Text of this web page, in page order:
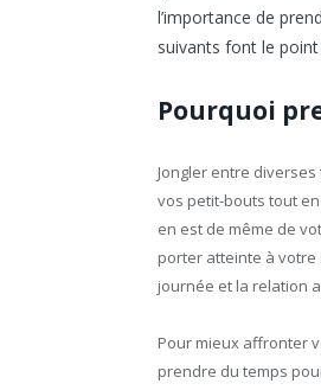
l’importance de
suivants font le
Pourquoi
Jongler entre
vos petit-bouts tout
en est de même de
porter atteinte à
journée et la relation
Pour mieux affronter
prendre du temps